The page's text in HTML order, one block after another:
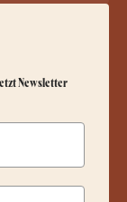
Newsletter